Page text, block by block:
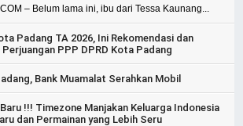
– Belum lama ini, ibu dari Tessa Kaunang...
Padang TA 2026, Ini Rekomendasi dan
PPP DPRD Kota Padang
Bank Muamalat Serahkan Mobil
!!! Timezone Manjakan Keluarga Indonesia
dan Permainan yang Lebih Seru